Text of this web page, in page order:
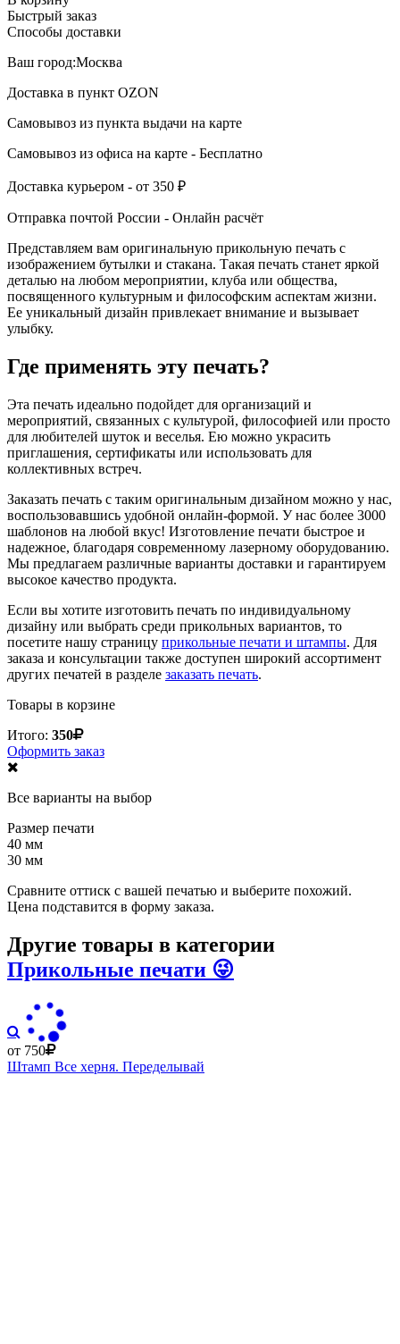
Быстрый заказ
Способы доставки
Ваш город:Москва
Доставка в пункт OZON
Самовывоз из пункта выдачи на карте
Самовывоз из офиса на карте - Бесплатно
Доставка курьером - от 350 ₽
Отправка почтой России - Онлайн расчёт
Представляем вам оригинальную прикольную печать с
изображением бутылки и стакана. Такая печать станет яркой
деталью на любом мероприятии, клуба или общества,
посвященного культурным и философским аспектам жизни.
Ее уникальный дизайн привлекает внимание и вызывает
улыбку.
Где применять эту печать?
Эта печать идеально подойдет для организаций и
мероприятий, связанных с культурой, философией или просто
для любителей шуток и веселья. Ею можно украсить
приглашения, сертификаты или использовать для
коллективных встреч.
Заказать печать с таким оригинальным дизайном можно у нас,
воспользовавшись удобной онлайн-формой. У нас более 3000
шаблонов на любой вкус! Изготовление печати быстрое и
надежное, благодаря современному лазерному оборудованию.
Мы предлагаем различные варианты доставки и гарантируем
высокое качество продукта.
Если вы хотите изготовить печать по индивидуальному
дизайну или выбрать среди прикольных вариантов, то
посетите нашу страницу прикольные печати и штампы. Для
заказа и консультации также доступен широкий ассортимент
других печатей в разделе заказать печать.
Товары в корзине
Итого: 350
Оформить заказ
Все варианты на выбор
Размер печати
40 мм
30 мм
Сравните оттиск с вашей печатью и выберите похожий.
Цена подставится в форму заказа.
Другие товары в категории
Прикольные печати 😜
от 750
Штамп Все херня. Переделывай